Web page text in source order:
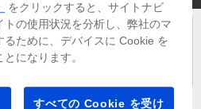
をクリックすると、サイトナビ
の使用状況を分析し、弊社のマ
るために、デバイスに Cookie を
になります。
すべての Cookie を受け